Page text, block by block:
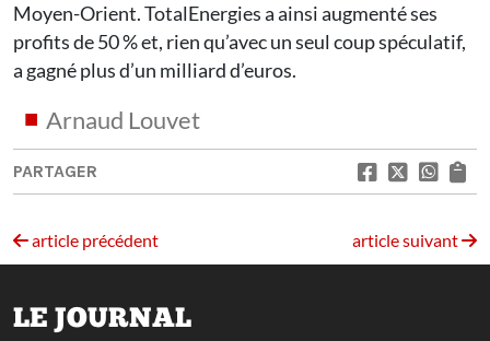
Moyen-Orient. TotalEnergies a ainsi augmenté ses
profits de 50 % et, rien qu’avec un seul coup spéculatif,
a gagné plus d’un milliard d’euros.
Arnaud Louvet
PARTAGER
article précédent article suivant
LE JOURNAL